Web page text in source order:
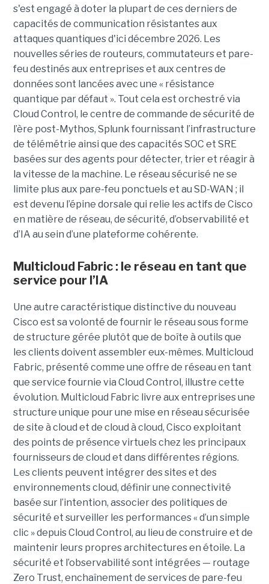
s'est engagé à doter la plupart de ces derniers de
capacités de communication résistantes aux
attaques quantiques d'ici décembre 2026. Les
nouvelles séries de routeurs, commutateurs et pare-
feu destinés aux entreprises et aux centres de
données sont lancées avec une « résistance
quantique par défaut ». Tout cela est orchestré via
Cloud Control, le centre de commande de sécurité de
l’ère post-Mythos, Splunk fournissant l’infrastructure
de télémétrie ainsi que des capacités SOC et SRE
basées sur des agents pour détecter, trier et réagir à
la vitesse de la machine. Le réseau sécurisé ne se
limite plus aux pare-feu ponctuels et au SD-WAN ; il
est devenu l’épine dorsale qui relie les actifs de Cisco
en matière de réseau, de sécurité, d’observabilité et
d’IA au sein d’une plateforme cohérente.
Multicloud Fabric : le réseau en tant que
service pour l’IA
Une autre caractéristique distinctive du nouveau
Cisco est sa volonté de fournir le réseau sous forme
de structure gérée plutôt que de boîte à outils que
les clients doivent assembler eux-mêmes. Multicloud
Fabric, présenté comme une offre de réseau en tant
que service fournie via Cloud Control, illustre cette
évolution. Multicloud Fabric livre aux entreprises une
structure unique pour une mise en réseau sécurisée
de site à cloud et de cloud à cloud, Cisco exploitant
des points de présence virtuels chez les principaux
fournisseurs de cloud et dans différentes régions.
Les clients peuvent intégrer des sites et des
environnements cloud, définir une connectivité
basée sur l’intention, associer des politiques de
sécurité et surveiller les performances « d’un simple
clic » depuis Cloud Control, au lieu de construire et de
maintenir leurs propres architectures en étoile. La
sécurité et l’observabilité sont intégrées — routage
Zero Trust, enchaînement de services de pare-feu